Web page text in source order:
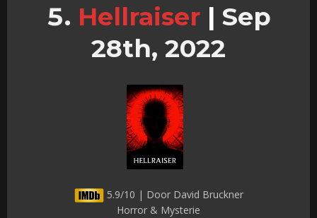
Hellraiser | Sep
28th, 2022
5.9/10 | Door David Bruckner
Horror & Mysterie